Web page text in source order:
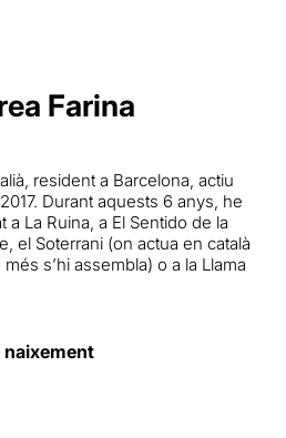
Farina
resident a Barcelona, actiu
Durant aquests 6 anys, he
a La Ruina, a El Sentido de la
el Soterrani (on actua en català
s’hi assembla) o a la Llama
naixement